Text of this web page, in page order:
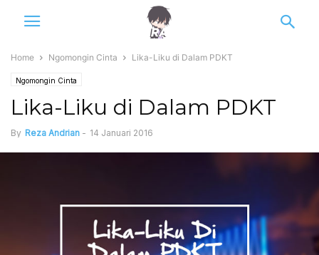
Home Ngomongin Cinta Lika-Liku di Dalam PDKT
Ngomongin Cinta
Lika-Liku di Dalam PDKT
By Reza Andrian - 14 Januari 2016